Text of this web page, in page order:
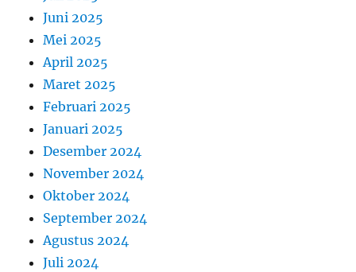
Juni 2025
Mei 2025
April 2025
Maret 2025
Februari 2025
Januari 2025
Desember 2024
November 2024
Oktober 2024
September 2024
Agustus 2024
Juli 2024